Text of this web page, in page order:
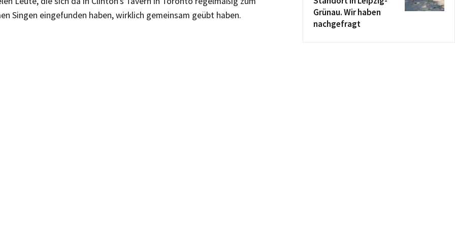
Singen eingefunden haben, wirklich gemeinsam geübt haben.
Grünau. Wir haben
nachgefragt